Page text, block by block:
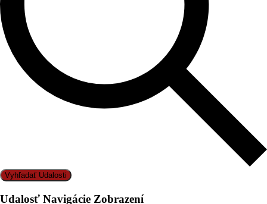
Vyhľadať Udalosti
Udalosť Navigácie Zobrazení